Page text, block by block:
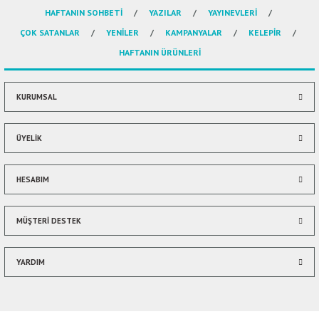
Ürün resmi kalitesiz, bozuk veya görüntülenemiyor.
Ürün açıklamasında eksik bilgiler bulunuyor.
Ürün bilgilerinde hatalar bulunuyor.
Bu ürüne benzer farklı alternatifler olmalı.
HAFTANIN SOHBETİ YAZILAR
YAYINEVLERİ
ÇOK SATANLAR
YENİLER KAMPANYALAR
KELEPİR
HAFTANIN ÜRÜNLERİ
KURUMSAL
ÜYELİK
HESABIM
MÜŞTERİ DESTEK
YARDIM